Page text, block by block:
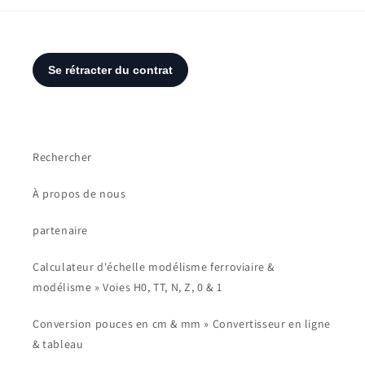
Rechercher
À propos de nous
partenaire
Calculateur d'échelle modélisme ferroviaire &
modélisme » Voies H0, TT, N, Z, 0 & 1
Conversion pouces en cm & mm » Convertisseur en ligne
& tableau